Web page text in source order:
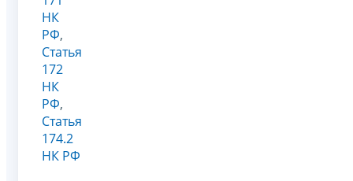
НК
РФ,
Статья
172
НК
РФ,
Статья
174.2
НК РФ